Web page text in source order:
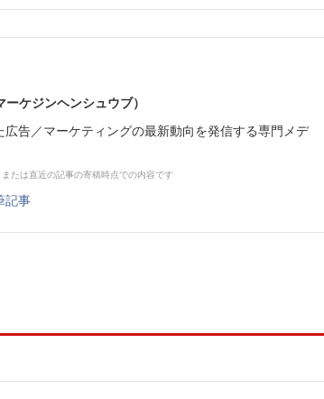
ケジンヘンシュウブ）
告／マーケティングの最新動向を発信する専門メデ
たは直近の記事の寄稿時点での内容です
記事